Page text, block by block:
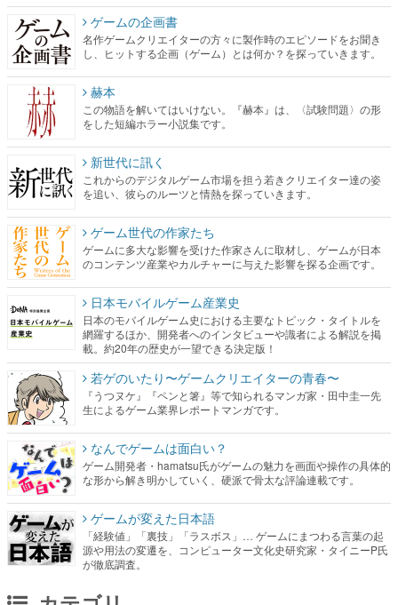
ゲームの企画書
名作ゲームクリエイターの方々に製作時のエピソードをお聞き
し、ヒットする企画（ゲーム）とは何か？を探っていきます。
赫本
この物語を解いてはいけない。『赫本』は、〈試験問題〉の形
をした短編ホラー小説集です。
新世代に訊く
これからのデジタルゲーム市場を担う若きクリエイター達の姿
を追い、彼らのルーツと情熱を探っていきます。
ゲーム世代の作家たち
ゲームに多大な影響を受けた作家さんに取材し、ゲームが日本
のコンテンツ産業やカルチャーに与えた影響を探る企画です。
日本モバイルゲーム産業史
日本のモバイルゲーム史における主要なトピック・タイトルを
網羅するほか、開発者へのインタビューや識者による解説を掲
載。約20年の歴史が一望できる決定版！
若ゲのいたり〜ゲームクリエイターの青春〜
『うつヌケ』『ペンと箸』等で知られるマンガ家・田中圭一先
生によるゲーム業界レポートマンガです。
なんでゲームは面白い？
ゲーム開発者・hamatsu氏がゲームの魅力を画面や操作の具体的
な形から解き明かしていく、硬派で骨太な評論連載です。
ゲームが変えた日本語
「経験値」「裏技」「ラスボス」… ゲームにまつわる言葉の起
源や用法の変遷を、コンピューター文化史研究家・タイニーP氏
が徹底調査。